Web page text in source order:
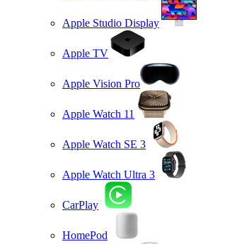
Apple Studio Display
Apple TV
Apple Vision Pro
Apple Watch 11
Apple Watch SE 3
Apple Watch Ultra 3
CarPlay
HomePod